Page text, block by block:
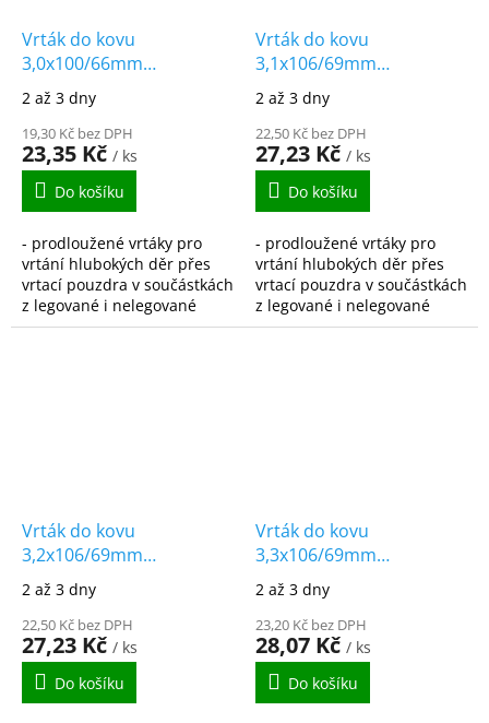
Vrták do kovu
3,0x100/66mm
vybrušovaný
prodloužený HSS-G
DIN340
2 až 3 dny
19,30 Kč bez DPH
23,35 Kč / ks
Do košíku
- prodloužené vrtáky pro
vrtání hlubokých děr přes
vrtací pouzdra v součástkách
z legované i nelegované
oceli, ocelolitiny do pevnosti
Vrták do kovu
3,1x106/69mm
vybrušovaný
prodloužený HSS-G
DIN340
2 až 3 dny
22,50 Kč bez DPH
27,23 Kč / ks
Do košíku
- prodloužené vrtáky pro
vrtání hlubokých děr přes
vrtací pouzdra v součástkách
z legované i nelegované
oceli, ocelolitiny do pevnosti
Vrták do kovu
3,2x106/69mm
vybrušovaný
prodloužený HSS-G
DIN340
2 až 3 dny
22,50 Kč bez DPH
27,23 Kč / ks
Do košíku
Vrták do kovu
3,3x106/69mm
vybrušovaný
prodloužený HSS-G
DIN340
2 až 3 dny
23,20 Kč bez DPH
28,07 Kč / ks
Do košíku